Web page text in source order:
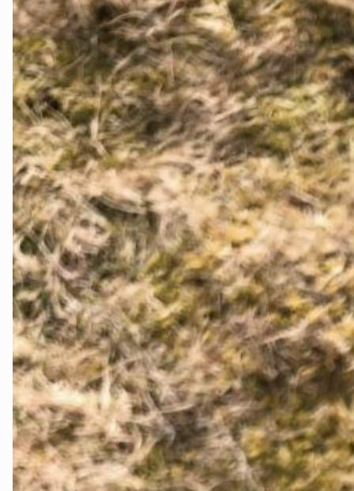
Namdalen
Orklaregionen
Røros og Holtålen
Selbu og Tydal
Skaun
Steinkjer
Stjørdal og Meråker
Trøndelag
Trondheim